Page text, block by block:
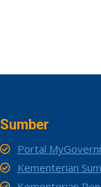
Sumber
Portal
Kementerian